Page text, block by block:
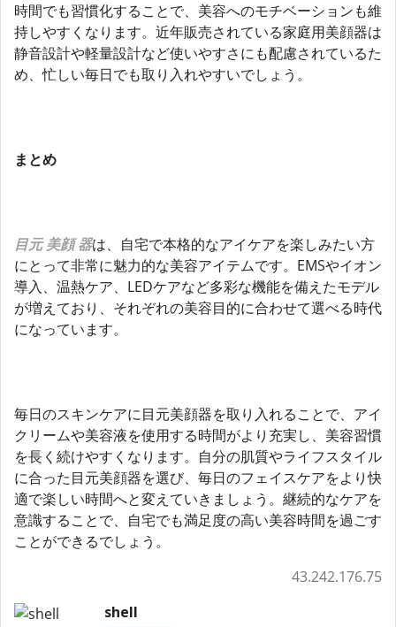
時間でも習慣化することで、美容へのモチベーションも維
持しやすくなります。近年販売されている家庭用美顔器は
静音設計や軽量設計など使いやすさにも配慮されているた
め、忙しい毎日でも取り入れやすいでしょう。
まとめ
目元 美顔 器は、自宅で本格的なアイケアを楽しみたい方
にとって非常に魅力的な美容アイテムです。EMSやイオン
導入、温熱ケア、LEDケアなど多彩な機能を備えたモデル
が増えており、それぞれの美容目的に合わせて選べる時代
になっています。
毎日のスキンケアに目元美顔器を取り入れることで、アイ
クリームや美容液を使用する時間がより充実し、美容習慣
を長く続けやすくなります。自分の肌質やライフスタイル
に合った目元美顔器を選び、毎日のフェイスケアをより快
適で楽しい時間へと変えていきましょう。継続的なケアを
意識することで、自宅でも満足度の高い美容時間を過ごす
ことができるでしょう。
43.242.176.75
shell